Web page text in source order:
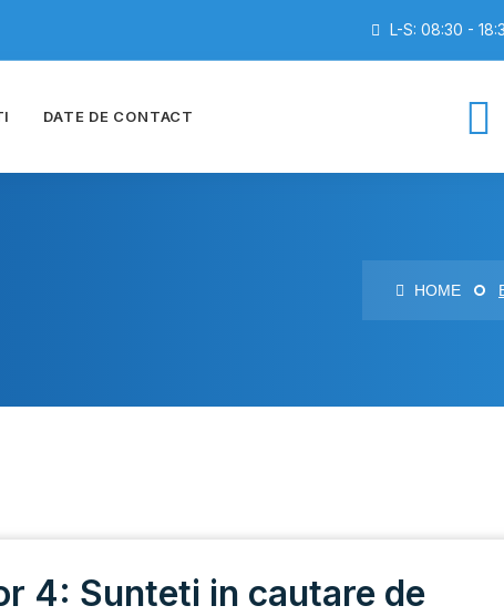
L-S: 08:30 -
DATE DE CONTACT
HOME
4: Sunteti in cautare de